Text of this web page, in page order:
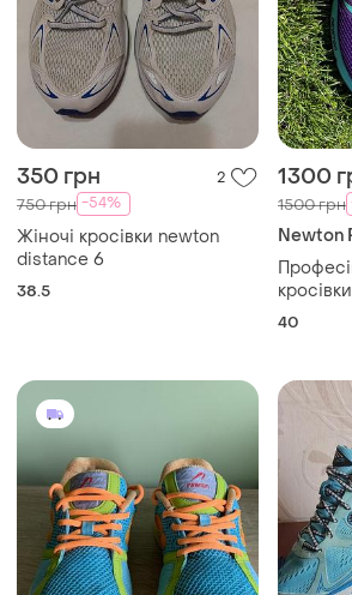
350 грн 2
750 грн -54%
Жіночі кросівки newton
distance 6
38.5
1300
1500 грн
Newton
distance
40